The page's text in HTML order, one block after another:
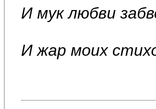
И мук любви
И жар моих